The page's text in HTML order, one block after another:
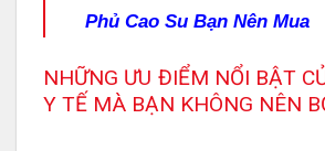
Phủ Cao Su Bạn Nên Mua
NHỮNG ƯU ĐIỂM NỔI BẬT
Y TẾ MÀ BẠN KHÔNG NÊN